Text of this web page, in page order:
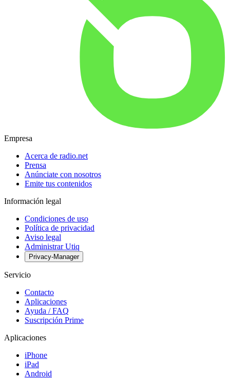
Empresa
Acerca de radio.net
Prensa
Anúnciate con nosotros
Emite tus contenidos
Información legal
Condiciones de uso
Política de privacidad
Aviso legal
Administrar Utiq
Privacy-Manager
Servicio
Contacto
Aplicaciones
Ayuda / FAQ
Suscripción Prime
Aplicaciones
iPhone
iPad
Android